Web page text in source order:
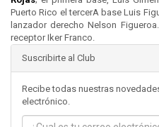
Puerto Rico el tercerA base Luis
lanzador derecho Nelson
receptor Iker Franco.
Suscribirte al Club
Recibe todas nuestras
electrónico.